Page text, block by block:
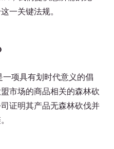
一关键法规。
项具有划时代意义的倡
市场的商品相关的森林砍
证明其产品无森林砍伐并